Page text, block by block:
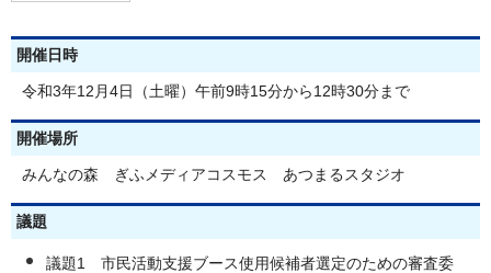
開催日時
令和3年12月4日（土曜）午前9時15分から12時30分まで
開催場所
みんなの森 ぎふメディアコスモス あつまるスタジオ
議題
議題1 市民活動支援ブース使用候補者選定のための審査委